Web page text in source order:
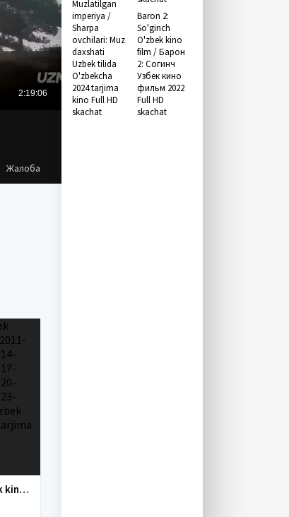
Жалоба
Yangi O'zbek kinolar 2010-2011-2012-2013-2014-2015-2016-2017-2018-2019-2020-2021-2022-2023-2024-2025 O'zbek tilida Uzbek tarjima Full HD
Muzlatilgan
imperiya /
Sharpa
ovchilari: Muz
daxshati
Uzbek tilida
O'zbekcha
2024 tarjima
kino Full HD
skachat
Baron 2:
So'ginch
O'zbek kino
film / Барон
2: Согинч
Узбек кино
фильм 2022
Full HD
skachat